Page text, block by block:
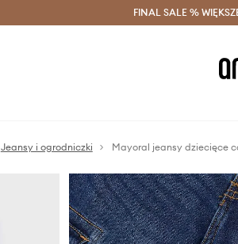
Oszczędzaj z Answear Club >
FINAL SALE %
Jeansy i ogrodniczki Mayoral jeansy dziecięce